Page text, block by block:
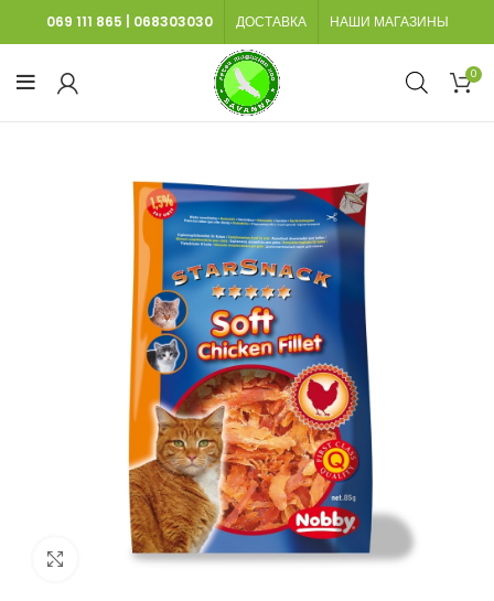
069 111 865 068303030 ДОСТАВКА НАШИ МАГАЗИНЫ
0
Нажмите, чтобы увеличить